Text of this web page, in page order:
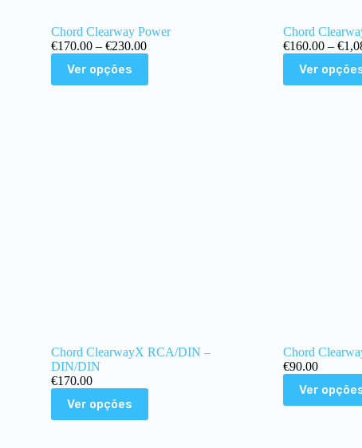
Chord Clearway Power
€170.00 – €230.00
Ver opções
Chord
€160.00 – €
Ver
Chord ClearwayX RCA/DIN –
DIN/DIN
€170.00
Ver opções
Chord
€90.00
Ver